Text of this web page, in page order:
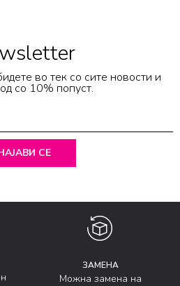
во тек со сите новости и
со 10% попуст.
СЕ
ЗАМЕНА
Можна замена на